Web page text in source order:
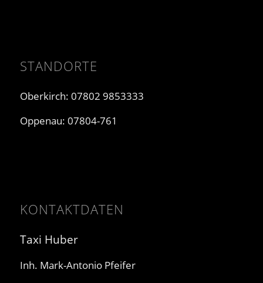
STANDORTE
Oberkirch: 07802 9853333
Oppenau: 07804-761
KONTAKTDATEN
Taxi Huber
Inh. Mark-Antonio Pfeifer